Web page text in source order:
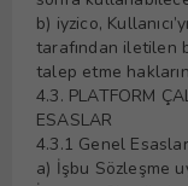
b) iyzico,
tarafından iletilen
talep etme
4.3. PLATFORM
ESASLAR
4.3.1 Genel Esaslar
a) İşbu Sözleşme